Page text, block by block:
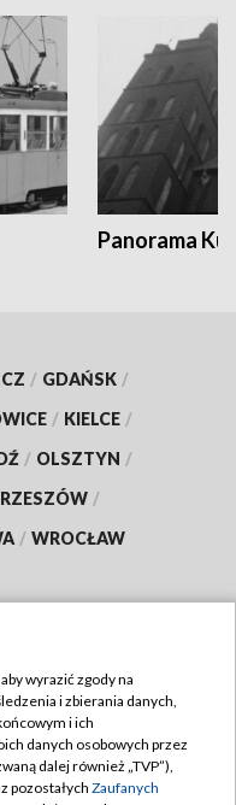
Panorama
/ GDAŃSK /
/ KIELCE /
/ OLSZTYN /
RZESZÓW /
/ WROCŁAW
wyrazić zgody na
i zbierania danych,
i ich
danych osobowych przez
dalej również „TVP”),
pozostałych Zaufanych